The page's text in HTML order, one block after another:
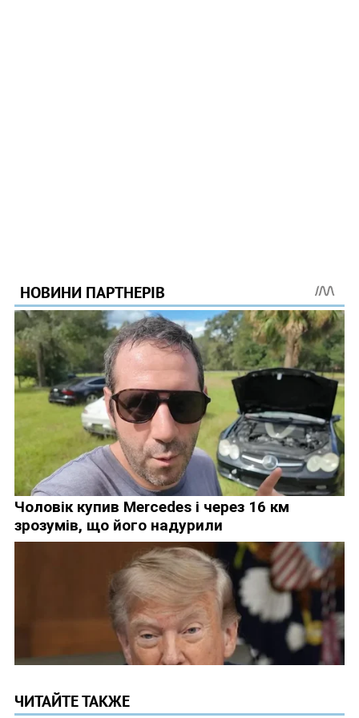
ЧИТАЙТЕ ТАКЖЕ